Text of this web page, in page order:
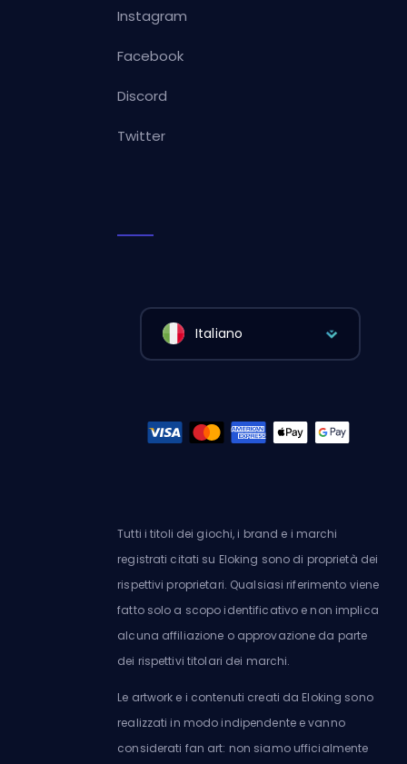
Instagram
Facebook
Discord
Twitter
Italiano
Tutti i titoli dei giochi, i brand e i marchi
registrati citati su Eloking sono di proprietà dei
rispettivi proprietari. Qualsiasi riferimento viene
fatto solo a scopo identificativo e non implica
alcuna affiliazione o approvazione da parte
dei rispettivi titolari dei marchi.
Le artwork e i contenuti creati da Eloking sono
realizzati in modo indipendente e vanno
considerati fan art: non siamo ufficialmente